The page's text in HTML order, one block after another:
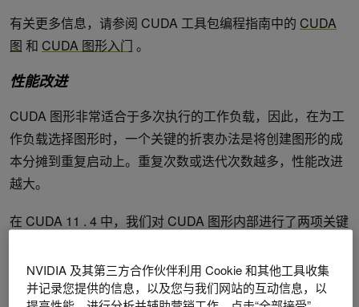
有关更多信息，请参阅 CUDA 工具包编程指南中的 CUDA
图 和 CUDA 图形入门 。
性能改进
CUDA 图形非常适合于多次执行的工作负载，因此，在为工
作负载选择图形时，一个关键的折衷办法是将创建图形的成
本分摊到重复启动上。重复次数或迭代次数越多，性能改进
越大。
在 CUDA 11 . 4 中，我们对 CUDA 图形内部进行了两项关键
以实现更低的延迟运行时执行。我们对此进行了扩展，甚至
在启动阶段也绕过了流，将图形作为单个工作块直接提交给
NVIDIA 及其第三方合作伙伴利用 Cookie 和其他工具收集
并记录您提供的信息，以及您与我们网站的互动信息，以